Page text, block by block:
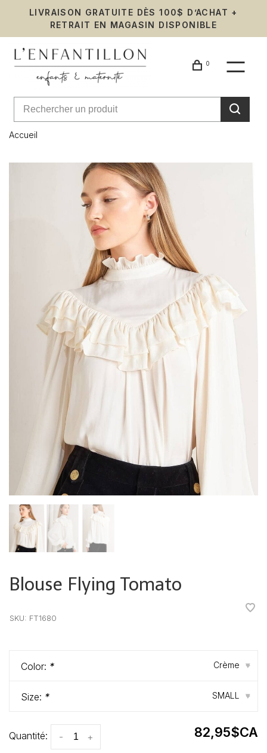
LIVRAISON GRATUITE DÈS 100$ D’ACHAT +
RETRAIT EN MAGASIN DISPONIBLE
0
Accueil
Blouse Flying Tomato
SKU: FT1680
Color: * Crème ▾
Size: * SMALL ▾
Quantité: +
- 82,95$CA